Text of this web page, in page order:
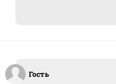
Гость